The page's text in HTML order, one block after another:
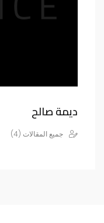
ديمة صالح
جميع المقالات (4)